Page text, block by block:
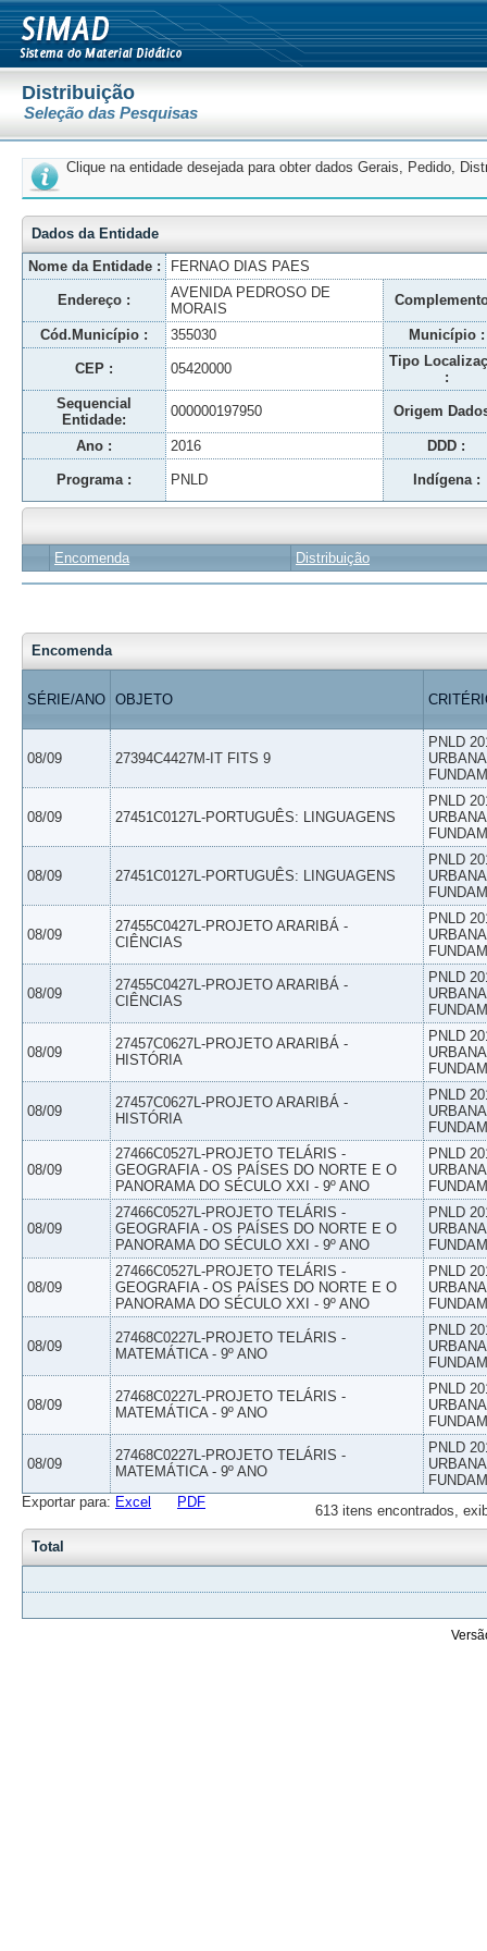
Distribuição
Seleção das Pesquisas
Clique na entidade desejada para obter dados Gerais, Pedido,
Dados da Entidade
Nome da Entidade :
FERNAO DIAS PAES
Endereço :
AVENIDA PEDROSO DE
MORAIS
Cód.Município : 355030 Município :
CEP : 05420000
Tipo
:
Sequencial
Entidade:
000000197950 Origem
Ano : 2016 DDD :
Programa : PNLD Indígena :
Encomenda Distribuição
Encomenda
SÉRIE/ANO OBJETO
08/09 27394C4427M-IT FITS 9
PNLD
08/09 27451C0127L-PORTUGUÊS: LINGUAGENS
PNLD
08/09 27451C0127L-PORTUGUÊS: LINGUAGENS
PNLD
08/09
27455C0427L-PROJETO ARARIBÁ -
CIÊNCIAS
PNLD
08/09
27455C0427L-PROJETO ARARIBÁ -
CIÊNCIAS
PNLD
08/09
27457C0627L-PROJETO ARARIBÁ -
HISTÓRIA
PNLD
08/09
27457C0627L-PROJETO ARARIBÁ -
HISTÓRIA
PNLD
08/09
27466C0527L-PROJETO TELÁRIS -
GEOGRAFIA - OS PAÍSES DO NORTE E O
PANORAMA DO SÉCULO XXI - 9º ANO
PNLD
08/09
27466C0527L-PROJETO TELÁRIS -
GEOGRAFIA - OS PAÍSES DO NORTE E O
PANORAMA DO SÉCULO XXI - 9º ANO
PNLD
08/09
27466C0527L-PROJETO TELÁRIS -
GEOGRAFIA - OS PAÍSES DO NORTE E O
PANORAMA DO SÉCULO XXI - 9º ANO
PNLD
08/09
27468C0227L-PROJETO TELÁRIS -
MATEMÁTICA - 9º ANO
PNLD
08/09
27468C0227L-PROJETO TELÁRIS -
MATEMÁTICA - 9º ANO
PNLD
08/09
27468C0227L-PROJETO TELÁRIS -
MATEMÁTICA - 9º ANO
PNLD
613 itens encontrados,
Exportar para: Excel PDF
Total